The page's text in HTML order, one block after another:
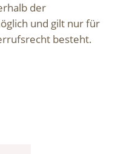
der
und gilt nur für
besteht.